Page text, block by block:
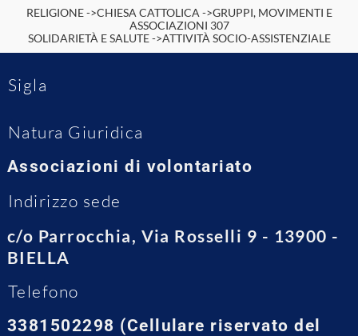
RELIGIONE ->CHIESA CATTOLICA ->GRUPPI, MOVIMENTI E
ASSOCIAZIONI 307
SOLIDARIETÀ E SALUTE ->ATTIVITÀ SOCIO-ASSISTENZIALE
Sigla
Natura Giuridica
Associazioni di volontariato
Indirizzo sede
c/o Parrocchia, Via Rosselli 9 - 13900 -
BIELLA
Telefono
3381502298 (Cellulare riservato del